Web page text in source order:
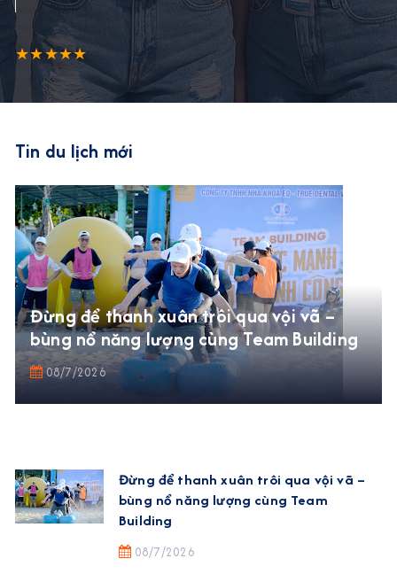
★★★★★
Tin du lịch mới
Đừng để thanh xuân trôi qua vội vã –
bùng nổ năng lượng cùng Team Building
08/7/2026
Đừng để thanh xuân trôi qua vội vã –
bùng nổ năng lượng cùng Team
Building
08/7/2026